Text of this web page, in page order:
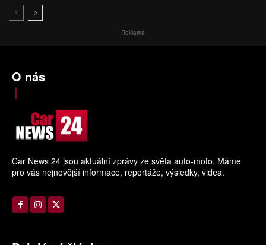
Reklama
O nás
Car News 24 jsou aktuální zprávy ze světa auto-moto. Máme
pro vás nejnovější informace, reportáže, výsledky, videa.